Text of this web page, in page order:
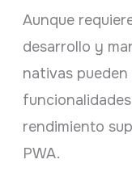
Aunque
desarrollo y
nativas
rendimiento
PWA.